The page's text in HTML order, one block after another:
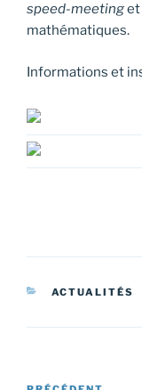
speed-meetinget
mathématiques.
Informations et
CATÉGORIES
ACTUALITÉS
Navigation